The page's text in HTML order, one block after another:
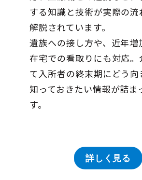
する知識と技術が実際の流
解説されています。
遺族への接し方や、近年増
在宅での看取りにも対応。
て入所者の終末期にどう向
知っておきたい情報が詰ま
す。
詳しく見る